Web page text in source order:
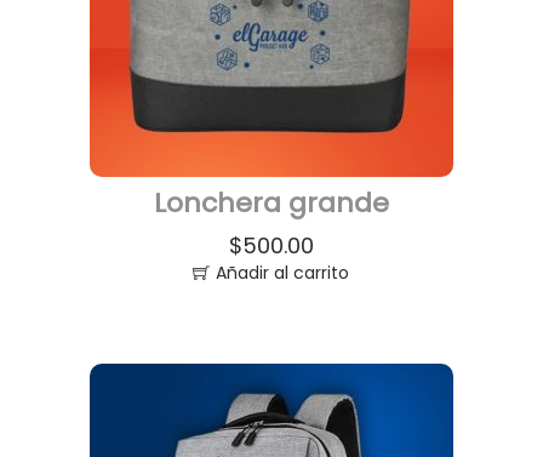
Lonchera grande
$500.00
Añadir al carrito